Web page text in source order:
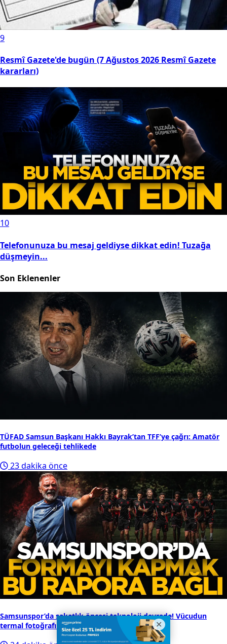
9
Resmî Gazete'de bugün (7 Ağustos 2026 Resmî Gazete
kararları)
10
Telefonunuza bu mesaj geldiyse dikkat edin! Tuzağa
düşmeyin...
Son Eklenenler
TÜFAD Samsun Başkanı Hakkı Bayrak’tan TFF’ye çağrı: Amatör
futbolun geleceği tehlikede
23 dakika önce
Samsunspor’da sakatlık öncesi teknoloji devrede! Vücudun
termal fotoğrafı analiz ediliyor